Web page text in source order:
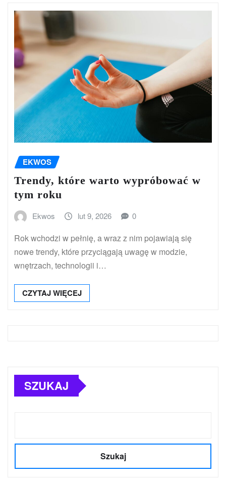
EKWOS
Trendy, które warto wypróbować w
tym roku
Ekwos lut 9, 2026 0
Rok wchodzi w pełnię, a wraz z nim pojawiają się
nowe trendy, które przyciągają uwagę w modzie,
wnętrzach, technologii i…
CZYTAJ WIĘCEJ
SZUKAJ
Szukaj